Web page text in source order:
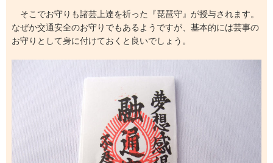
そこでお守りも諸芸上達を祈った『琵琶守』が授与されます。
なぜか交通安全のお守りでもあるようですが、基本的には芸事の
お守りとして身に付けておくと良いでしょう。